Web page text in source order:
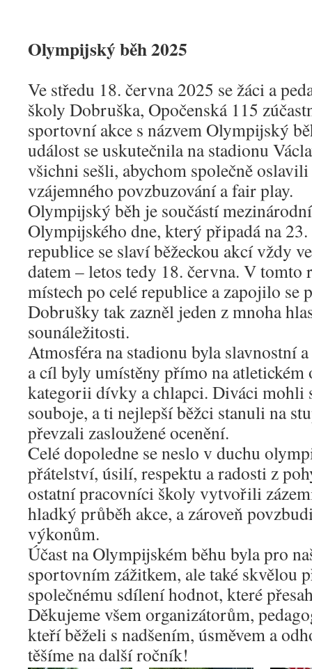
Olympijský běh 2025
Ve středu 18. června 2025 se žáci a
školy Dobruška, Opočenská 115
sportovní akce s názvem Olympijský
událost se uskutečnila na stadionu
všichni sešli, abychom společně
vzájemného povzbuzování a fair play.
Olympijský běh je součástí
Olympijského dne, který připadá na
republice se slaví běžeckou akcí vždy
datem – letos tedy 18. června. V tomto
místech po celé republice a zapojilo se
Dobrušky tak zazněl jeden z mnoha
sounáležitosti.
Atmosféra na stadionu byla slavnostní
a cíl byly umístěny přímo na atletickém
kategorii dívky a chlapci. Diváci mohli
souboje, a ti nejlepší běžci stanuli na
převzali zasloužené ocenění.
Celé dopoledne se neslo v duchu
přátelství, úsilí, respektu a radosti z
ostatní pracovníci školy vytvořili
hladký průběh akce, a zároveň
výkonům.
Účast na Olympijském běhu byla pro
sportovním zážitkem, ale také skvělou
společnému sdílení hodnot, které
Děkujeme všem organizátorům,
kteří běželi s nadšením, úsměvem a
těšíme na další ročník!